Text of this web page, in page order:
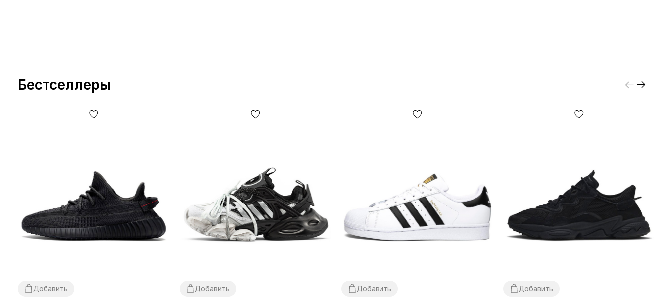
зависимости от большого кол-ва факторов, включая, но не
производителя и т.д.!
Бестселлеры
Добавить Добавить Добавить Добавить